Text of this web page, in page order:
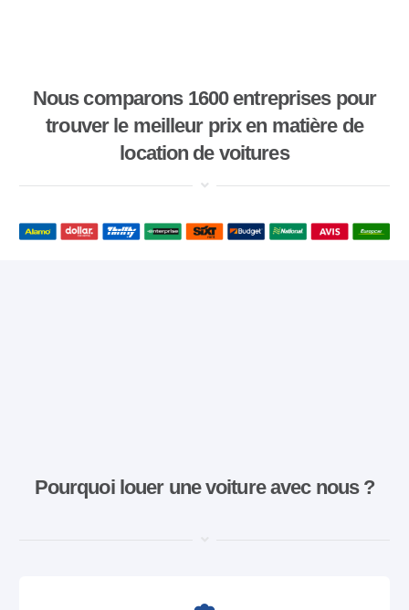
Nous comparons 1600 entreprises pour
trouver le meilleur prix en matière de
location de voitures
Pourquoi louer une voiture avec nous ?